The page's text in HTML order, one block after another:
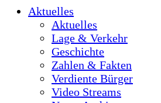
Aktuelles
Aktuelles
Lage & Verkehr
Geschichte
Zahlen & Fakten
Verdiente Bürger
Video Streams